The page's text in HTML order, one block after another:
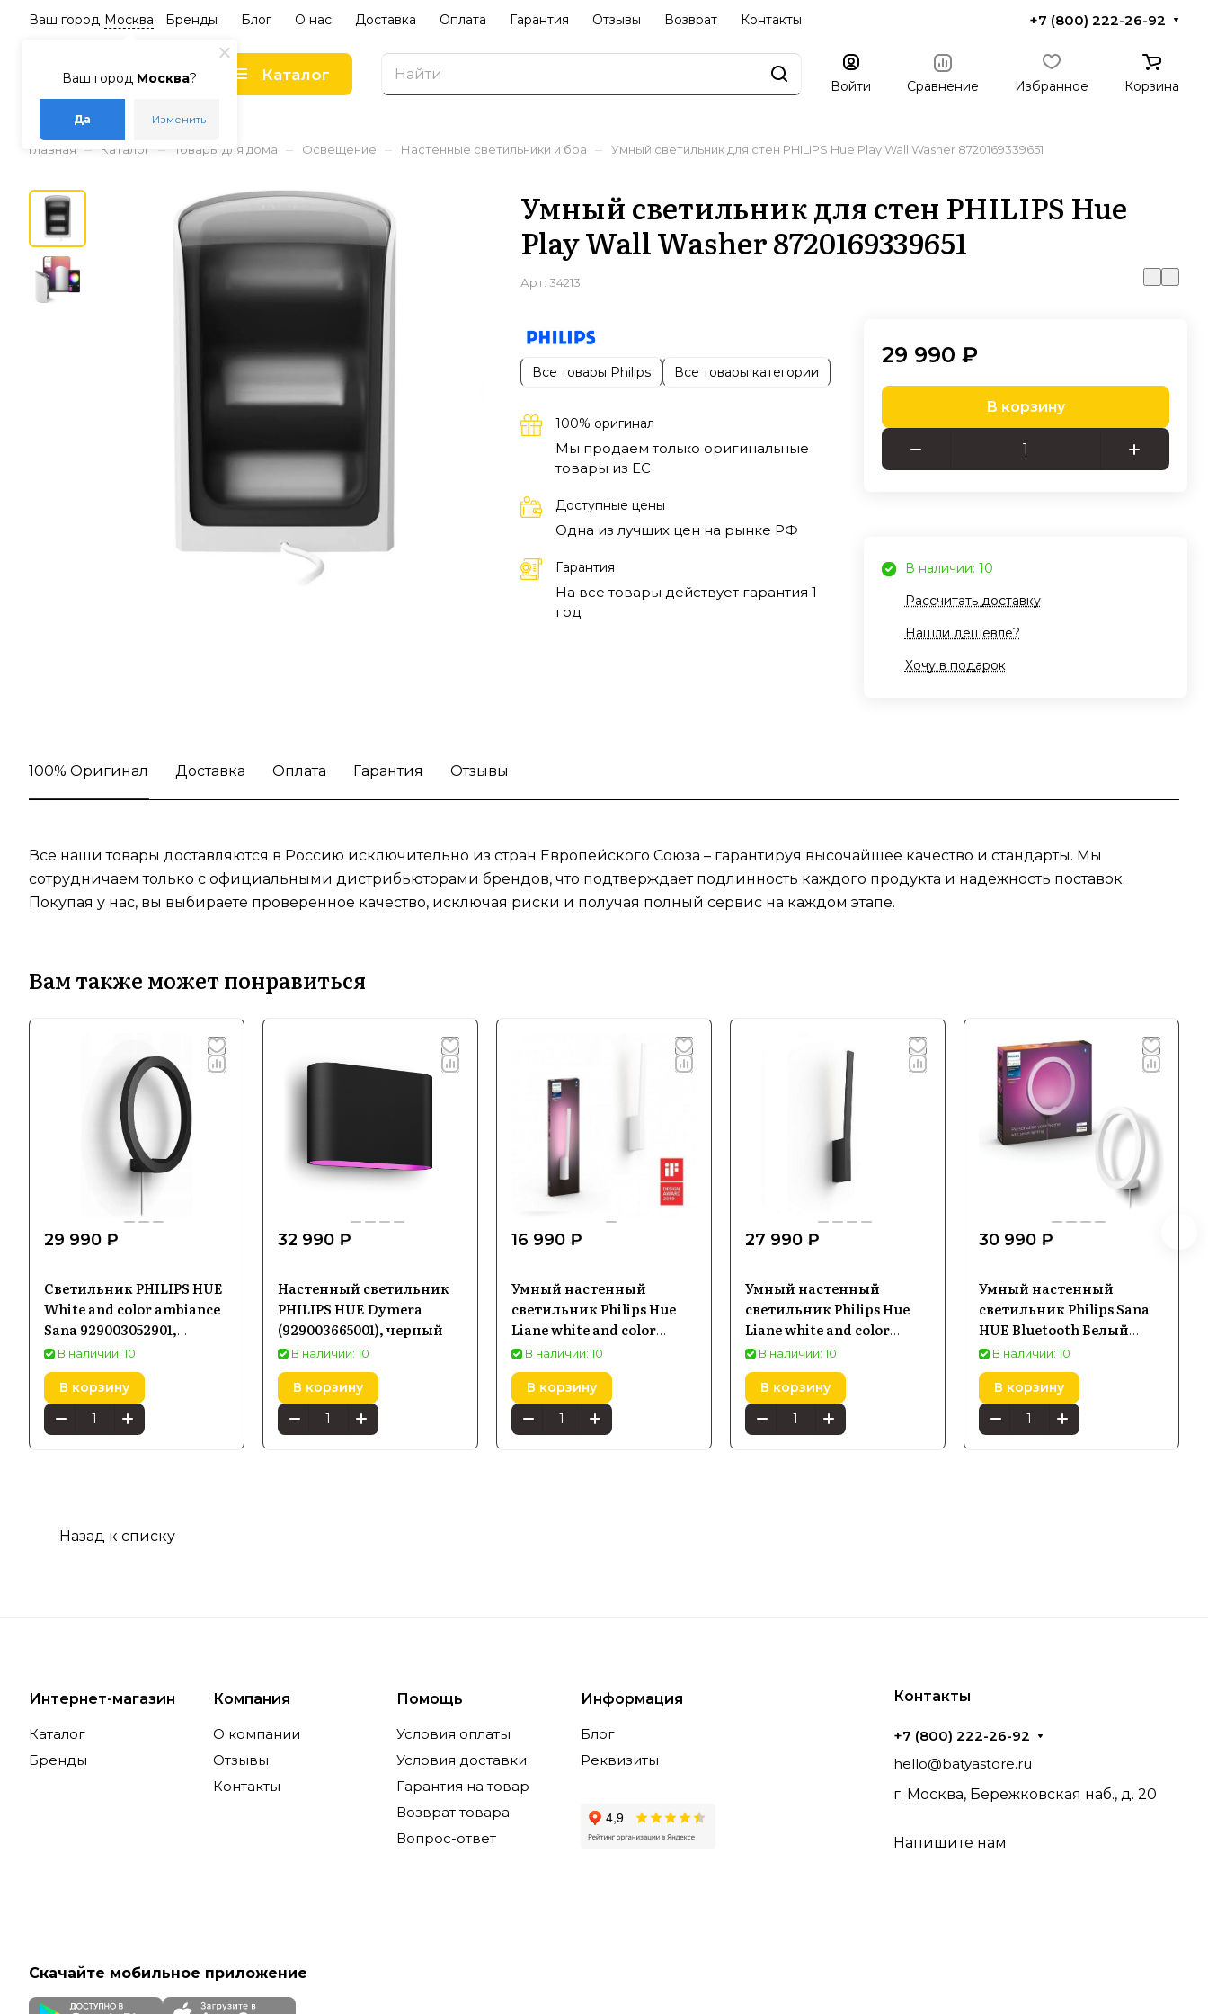
Ваш город Москва?
Да Изменить
Ваш город Москва Бренды Блог О нас Доставка Оплата Гарантия Отзывы Возврат Контакты +7 (800) 222-26-92
Каталог
Войти Сравнение Избранное Корзина
Главная – Каталог – Товары для дома – Освещение – Настенные светильники и бра – Умный светильник для стен PHILIPS Hue Play Wall Washer 8720169339651
Умный светильник для стен PHILIPS Hue
Play Wall Washer 8720169339651
Арт. 34213
Все товары Philips Все товары категории
100% оригинал
Мы продаем только оригинальные
товары из EC
Доступные цены
Одна из лучших цен на рынке РФ
Гарантия
На все товары действует гарантия 1
год
29 990 ₽
В корзину
В наличии: 10
Рассчитать доставку
Нашли дешевле?
Хочу в подарок
100% Оригинал Доставка Оплата Гарантия Отзывы
Все наши товары доставляются в Россию исключительно из стран Европейского Союза – гарантируя высочайшее качество и стандарты. Мы
сотрудничаем только с официальными дистрибьюторами брендов, что подтверждает подлинность каждого продукта и надежность поставок.
Покупая у нас, вы выбираете проверенное качество, исключая риски и получая полный сервис на каждом этапе.
Вам также может понравиться
29 990 ₽
Светильник PHILIPS HUE
White and color ambiance
Sana 929003052901,
черный
В наличии: 10
В корзину
32 990 ₽
Настенный светильник
PHILIPS HUE Dymera
(929003665001), черный
В наличии: 10
В корзину
16 990 ₽
Умный настенный
светильник Philips Hue
Liane white and color
ambience Bluetooth Белый
929003053201
В наличии: 10
В корзину
27 990 ₽
Умный настенный
светильник Philips Hue
Liane white and color
ambience Bluetooth
Черный 929003053101
В наличии: 10
В корзину
30 990 ₽
Умный настенный
светильник Philips Sana
HUE Bluetooth Белый
(929003053001)
В наличии: 10
В корзину
Назад к списку
Интернет-магазин
Каталог
Бренды
Компания
О компании
Отзывы
Контакты
Помощь
Условия оплаты
Условия доставки
Гарантия на товар
Возврат товара
Вопрос-ответ
Информация
Блог
Реквизиты
Контакты
+7 (800) 222-26-92
hello@batyastore.ru
г. Москва, Бережковская наб., д. 20
Напишите нам
Скачайте мобильное приложение